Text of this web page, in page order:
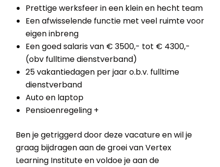
Prettige werksfeer in een klein en hecht team
Een afwisselende functie met veel ruimte voor
eigen inbreng
Een goed salaris van € 3500,- tot € 4300,-
(obv fulltime dienstverband)
25 vakantiedagen per jaar o.b.v. fulltime
dienstverband
Auto en laptop
Pensioenregeling +
Ben je getriggerd door deze vacature en wil je
graag bijdragen aan de groei van Vertex
Learning Institute en voldoe je aan de